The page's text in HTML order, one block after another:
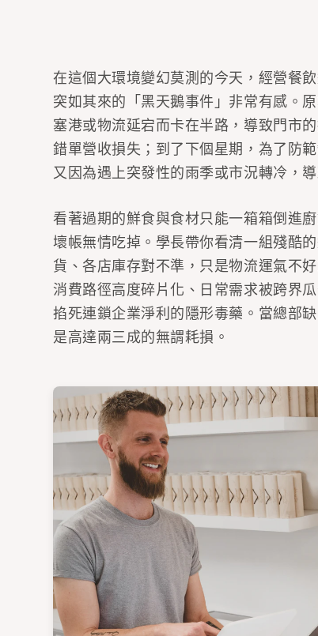
在這個大環境變幻莫測的今天，經營餐
突如其來的「黑天鵝事件」非常有感。
塞港或物流延宕而卡在半路，導致門市
錯單營收損失；到了下個星期，為了防
又因為遇上突發性的雨季或市況轉冷，
看著過期的鮮食與食材只能一箱箱倒進
壞帳無情吃掉。學長帶你看清一組殘酷
貨、各店庫存對不準，只是物流運氣不
消費路徑高度碎片化、日常需求被跨界
掐死連鎖企業淨利的隱形毒藥。當總部
是高達兩三成的無謂耗損。